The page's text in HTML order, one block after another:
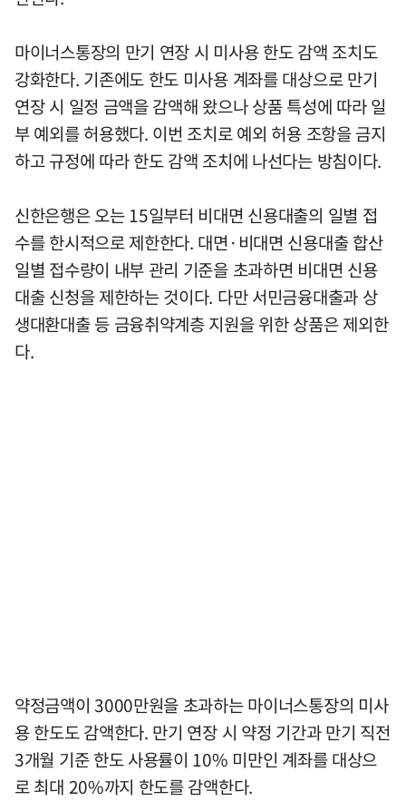
마이너스통장의 만기 연장 시 미사용 한도 감액 조치도
강화한다. 기존에도 한도 미사용 계좌를 대상으로 만기
연장 시 일정 금액을 감액해 왔으나 상품 특성에 따라 일
부 예외를 허용했다. 이번 조치로 예외 허용 조항을 금지
하고 규정에 따라 한도 감액 조치에 나선다는 방침이다.
신한은행은 오는 15일부터 비대면 신용대출의 일별 접
수를 한시적으로 제한한다. 대면·비대면 신용대출 합산
일별 접수량이 내부 관리 기준을 초과하면 비대면 신용
대출 신청을 제한하는 것이다. 다만 서민금융대출과 상
생대환대출 등 금융취약계층 지원을 위한 상품은 제외한
다.
약정금액이 3000만원을 초과하는 마이너스통장의 미사
용 한도도 감액한다. 만기 연장 시 약정 기간과 만기 직전
3개월 기준 한도 사용률이 10% 미만인 계좌를 대상으
로 최대 20%까지 한도를 감액한다.